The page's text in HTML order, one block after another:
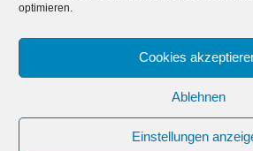
optimieren.
Cookies
Ablehnen
Einstellungen
Wassersport